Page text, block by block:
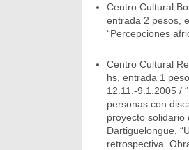
Centro Cultural
entrada 2 pesos,
“Percepciones
Centro Cultural
hs, entrada 1
12.11.-9.1.2005 /
personas con
proyecto solidario
Dartiguelongue,
retrospectiva.